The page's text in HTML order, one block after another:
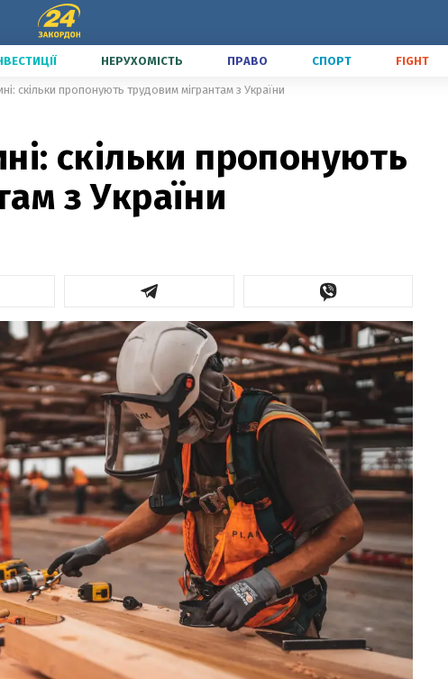
НЕРУХОМІСТЬ ПРАВО СПОРТ FIGHT
скільки пропонують трудовим мігрантам з України
скільки пропонують
з України